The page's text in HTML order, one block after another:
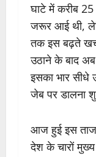
घाटे में करीब
जरूर आई थी,
तक इस बढ़ते
उठाने के बाद
इसका भार सीधे
जेब पर डालना
आज हुई इस
देश के चारों मुख्य